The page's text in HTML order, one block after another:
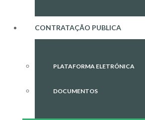
CONTRATAÇÃO PUBLICA
PLATAFORMA ELETRÓNICA
DOCUMENTOS